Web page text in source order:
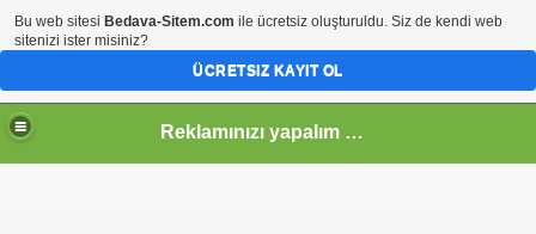
Reklamınızı yapalım mı?...
Bu web sitesi Bedava-Sitem.com ile ücretsiz oluşturuldu. Siz de kendi web
sitenizi ister misiniz?
ÜCRETSIZ KAYIT OL